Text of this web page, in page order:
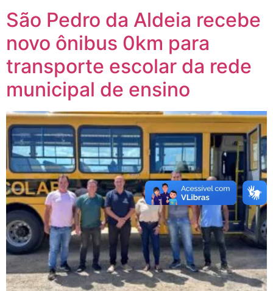
São Pedro da Aldeia recebe
novo ônibus 0km para
transporte escolar da rede
municipal de ensino